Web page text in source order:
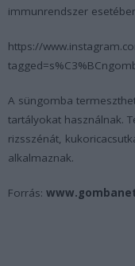
immunrendszer
https://
A süngomba
tartályokat használnak.
rizsszénát,
alkalmaznak.
Forrás: